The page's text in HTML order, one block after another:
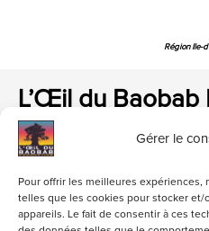
Gérer le
Pour offrir les meilleures
telles que les cookies pour stocker et/
appareils. Le fait de consentir à ces
Région Ile-
L’Œil du Baobab
loeildubaobab@gmail.com